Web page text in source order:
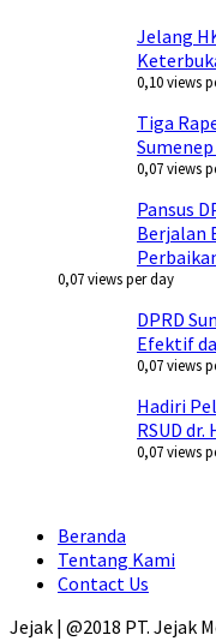
Jelang
0,10 views
Tiga
0,07 views
Pansus
Berjalan
0,07 views per day
DPRD
Efektif
0,07 views
Hadiri
RSUD dr.
0,07 views
Beranda
Tentang Kami
Contact Us
Jejak | @2018 PT. Jejak